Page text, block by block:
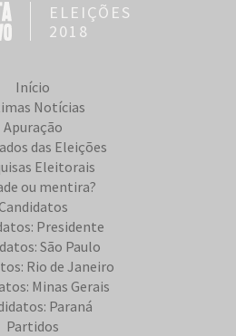
ELEIÇÕES
2018
Início
Notícias
Apuração
das Eleições
Eleitorais
ou mentira?
Presidente
São Paulo
Rio de Janeiro
Minas Gerais
Paraná
Partidos